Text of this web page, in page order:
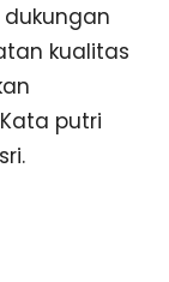
kualitas
putri